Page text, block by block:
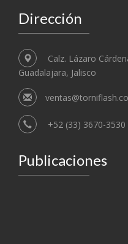
Dirección
Calz. Lázaro
Guadalajara, Jalisco
+52 (33) 3670-3530
Publicaciones